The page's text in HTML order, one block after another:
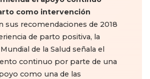
como intervención
sus recomendaciones de 2018
de parto positiva, la
de la Salud señala el
continuo por parte de una
como una de las